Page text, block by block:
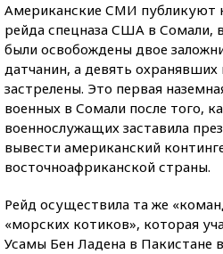
Американские СМИ публикуют
рейда спецназа США в Сомали,
были освобождены двое
датчанин, а девять охранявших
застрелены. Это первая
военных в Сомали после того,
военнослужащих заставила
вывести американский
восточноафриканской страны.
Рейд осуществила та же
«морских котиков», которая
Усамы Бен Ладена в Пакистане